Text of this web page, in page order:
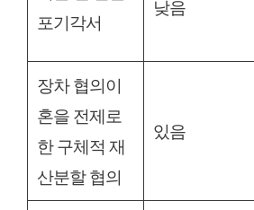
포기각서
낮음
장차 협의이
혼을 전제로
한 구체적 재
산분할 협의
있음